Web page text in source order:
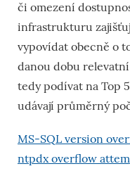
či omezení
infrastrukturu
vypovídat obecně o
danou dobu
tedy podívat na Top
udávají průměrný
MS-SQL version
ntpdx overflow